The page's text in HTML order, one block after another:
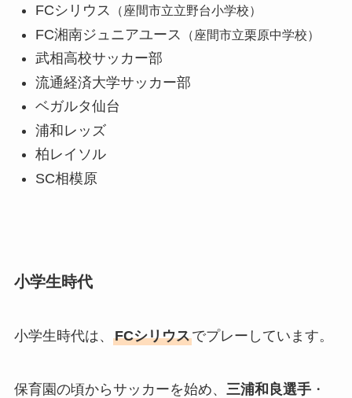
FCシリウス （座間市立立野台小学校）
FC湘南ジュニアユース （座間市立栗原中学校）
武相高校サッカー部
流通経済大学サッカー部
ベガルタ仙台
浦和レッズ
柏レイソル
SC相模原
小学生時代
小学生時代は、 FCシリウスでプレーしています。
保育園の頃からサッカーを始め、 三浦和良選手・